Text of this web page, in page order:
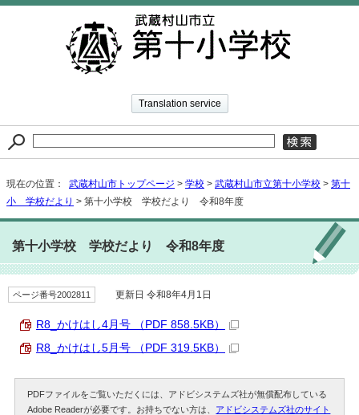
Translation service
現在の位置： 武蔵村山市トップページ > 学校 > 武蔵村山市立第十小学校 > 第十
小 学校だより > 第十小学校 学校だより 令和8年度
第十小学校 学校だより 令和8年度
ページ番号2002811 更新日 令和8年4月1日
R8_かけはし4月号 （PDF 858.5KB）
R8_かけはし5月号 （PDF 319.5KB）
PDFファイルをご覧いただくには、アドビシステムズ社が無償配布している
Adobe Readerが必要です。お持ちでない方は、 アドビシステムズ社のサイト